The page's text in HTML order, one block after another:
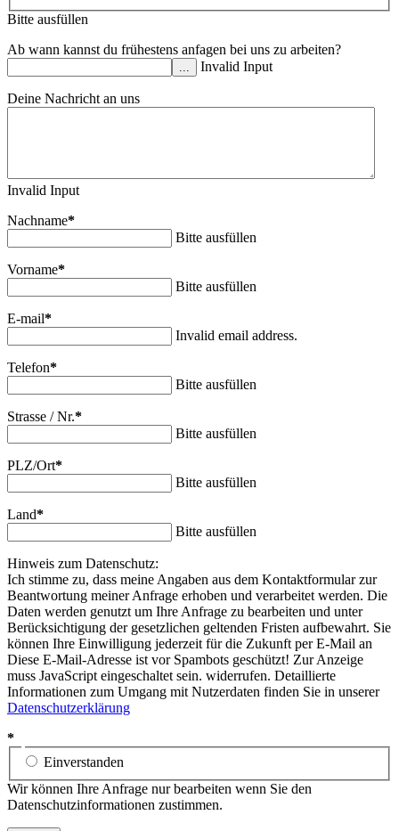
Bitte ausfüllen
Ab wann kannst du frühestens anfagen bei uns zu arbeiten?
Invalid Input
Deine Nachricht an uns
Invalid Input
Nachname*
Bitte ausfüllen
Vorname*
Bitte ausfüllen
E-mail*
Invalid email address.
Telefon*
Bitte ausfüllen
Strasse / Nr.*
Bitte ausfüllen
PLZ/Ort*
Bitte ausfüllen
Land*
Bitte ausfüllen
Hinweis zum Datenschutz:
Ich stimme zu, dass meine Angaben aus dem Kontaktformular zur
Beantwortung meiner Anfrage erhoben und verarbeitet werden. Die
Daten werden genutzt um Ihre Anfrage zu bearbeiten und unter
Berücksichtigung der gesetzlichen geltenden Fristen aufbewahrt. Sie
können Ihre Einwilligung jederzeit für die Zukunft per E-Mail an
Diese E-Mail-Adresse ist vor Spambots geschützt! Zur Anzeige
muss JavaScript eingeschaltet sein. widerrufen. Detaillierte
Informationen zum Umgang mit Nutzerdaten finden Sie in unserer
Datenschutzerklärung
*
Einverstanden
Wir können Ihre Anfrage nur bearbeiten wenn Sie den
Datenschutzinformationen zustimmen.